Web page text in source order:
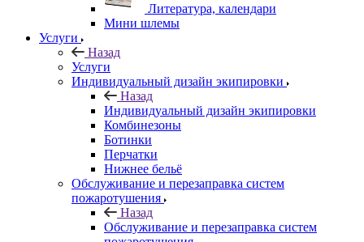
Литература, календари
Мини шлемы
Услуги
Назад
Услуги
Индивидуальный дизайн экипировки
Назад
Индивидуальный дизайн экипировки
Комбинезоны
Ботинки
Перчатки
Нижнее бельё
Обслуживание и перезаправка систем
пожаротушения
Назад
Обслуживание и перезаправка систем